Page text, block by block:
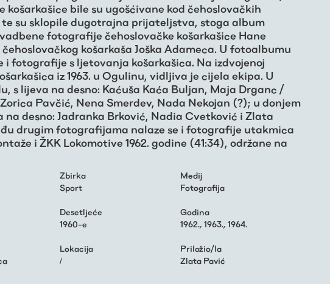
košarkašice bile su ugošćivane kod čehoslovačkih
te su sklopile dugotrajna prijateljstva, stoga album
fotografije čehoslovačke košarkašice Hane
košarkaša Joška Adameca. U fotoalbumu
i fotografije s ljetovanja košarkašica. Na izdvojenoj
iz 1963. u Ogulinu, vidljiva je cijela ekipa. U
s lijeva na desno: Kaćuša Kaća Buljan, Maja Drganc /
Pavčić, Nena Smerdev, Nada Nekojan (?); u donjem
na desno: Jadranka Brković, Nadia Cvetković i Zlata
drugim fotografijama nalaze se i fotografije utakmica
i ŽKK Lokomotive 1962. godine (41:34), održane na
Zbirka
Sport
Medij
Fotografija
Desetljeće
1960-e
Godina
1962., 1963., 1964.
Lokacija
/
Priložio/la
Zlata Pavić